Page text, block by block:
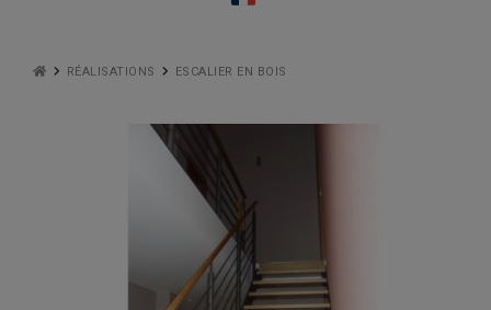
RÉALISATIONS ESCALIER EN BOIS